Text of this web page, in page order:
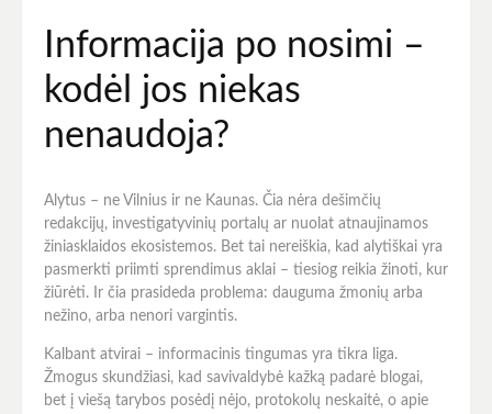
Informacija po nosimi –
kodėl jos niekas
nenaudoja?
Alytus – ne Vilnius ir ne Kaunas. Čia nėra dešimčių
redakcijų, investigatyvinių portalų ar nuolat atnaujinamos
žiniasklaidos ekosistemos. Bet tai nereiškia, kad alytiškai yra
pasmerkti priimti sprendimus aklai – tiesiog reikia žinoti, kur
žiūrėti. Ir čia prasideda problema: dauguma žmonių arba
nežino, arba nenori vargintis.
Kalbant atvirai – informacinis tingumas yra tikra liga.
Žmogus skundžiasi, kad savivaldybė kažką padarė blogai,
bet į viešą tarybos posėdį nėjo, protokolų neskaitė, o apie